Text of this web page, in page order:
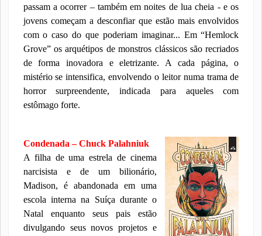
passam a ocorrer – também em noites de lua cheia - e os
jovens começam a desconfiar que estão mais envolvidos
com o caso do que poderiam imaginar... Em “Hemlock
Grove” os arquétipos de monstros clássicos são recriados
de forma inovadora e eletrizante. A cada página, o
mistério se intensifica, envolvendo o leitor numa trama de
horror surpreendente, indicada para aqueles com
estômago forte.
Condenada – Chuck Palahniuk
A filha de uma estrela de cinema
narcisista e de um bilionário,
Madison, é abandonada em uma
escola interna na Suíça durante o
Natal enquanto seus pais estão
divulgando seus novos projetos e